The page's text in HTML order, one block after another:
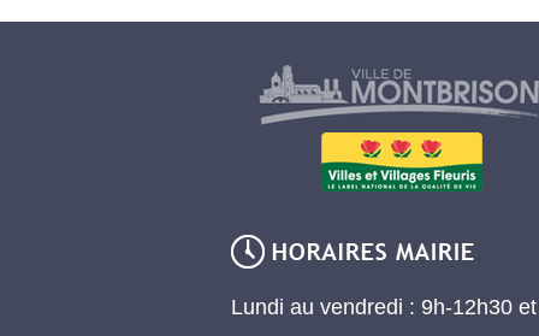
Lundi au vendredi : 9h-12h30